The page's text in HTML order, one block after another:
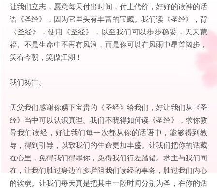
让我们立志，愿意每天付出时间，付上代价，好好的读神的话
语《圣经》，因为它里头有丰富的宝藏。我们读《圣经》，背
《圣经》，使用《圣经》，以至我们可以步步稳妥，天天蒙
福。不是生命中不再有风浪，而是你可以在风雨中昂首阔步，
笑看今朝，笑傲江湖！
我们祷告。
天父我们感谢你赐下宝贵的《圣经》给我们，好让我们从《圣
经》当中可以认识真理。我们不晓得如何读《圣经》，求你教
导我们读经，好让我们每一次都从你的话语中，能够得到教
导，得到引导，以致我们的生命更加丰盛。让我们把你的话藏
在心里，免得我们得罪你，免得我们行差踏错。求主与我们同
在，让我们胜过身边许多拦阻我们读经的事务，胜过我们内心
的软弱。让我们每天真是把其中一段时间分别为圣，在你的话